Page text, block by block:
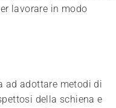
lavorare in modo
ad adottare metodi di
della schiena e